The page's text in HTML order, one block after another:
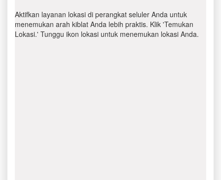
Aktifkan layanan lokasi di perangkat seluler Anda untuk
menemukan arah kiblat Anda lebih praktis. Klik 'Temukan
Lokasi.' Tunggu ikon lokasi untuk menemukan lokasi Anda.